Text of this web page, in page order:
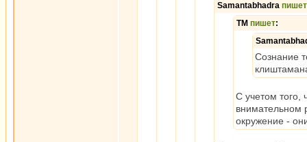
Samantabhadra пишет
ТМ пишет:
Сознание
С учетом того,
внимательном
окружение -